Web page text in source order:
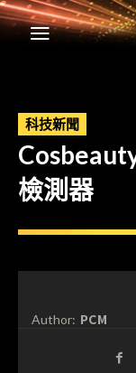
科技新聞
檢測器
Author: PCM